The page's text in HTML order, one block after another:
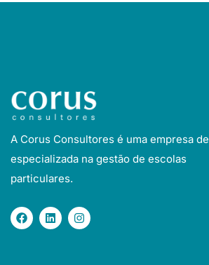
A Corus Consultores é uma empresa de
especializada na gestão de escolas
particulares.